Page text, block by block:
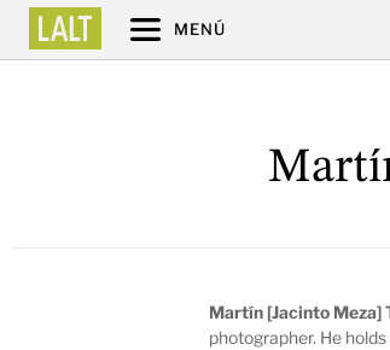
MENÚ
Martín [Jacinto Meza]
photographer. He